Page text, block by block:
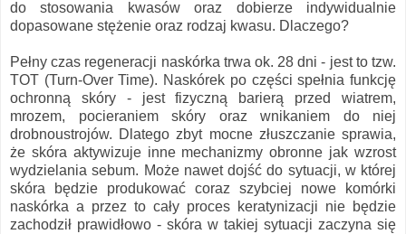
do stosowania kwasów oraz dobierze indywidualnie
dopasowane stężenie oraz rodzaj kwasu. Dlaczego?
Pełny czas regeneracji naskórka trwa ok. 28 dni - jest to tzw.
TOT (Turn-Over Time). Naskórek po części spełnia funkcję
ochronną skóry - jest fizyczną barierą przed wiatrem,
mrozem, pocieraniem skóry oraz wnikaniem do niej
drobnoustrojów. Dlatego zbyt mocne złuszczanie sprawia,
że skóra aktywizuje inne mechanizmy obronne jak wzrost
wydzielania sebum. Może nawet dojść do sytuacji, w której
skóra będzie produkować coraz szybciej nowe komórki
naskórka a przez to cały proces keratynizacji nie będzie
zachodził prawidłowo - skóra w takiej sytuacji zaczyna się